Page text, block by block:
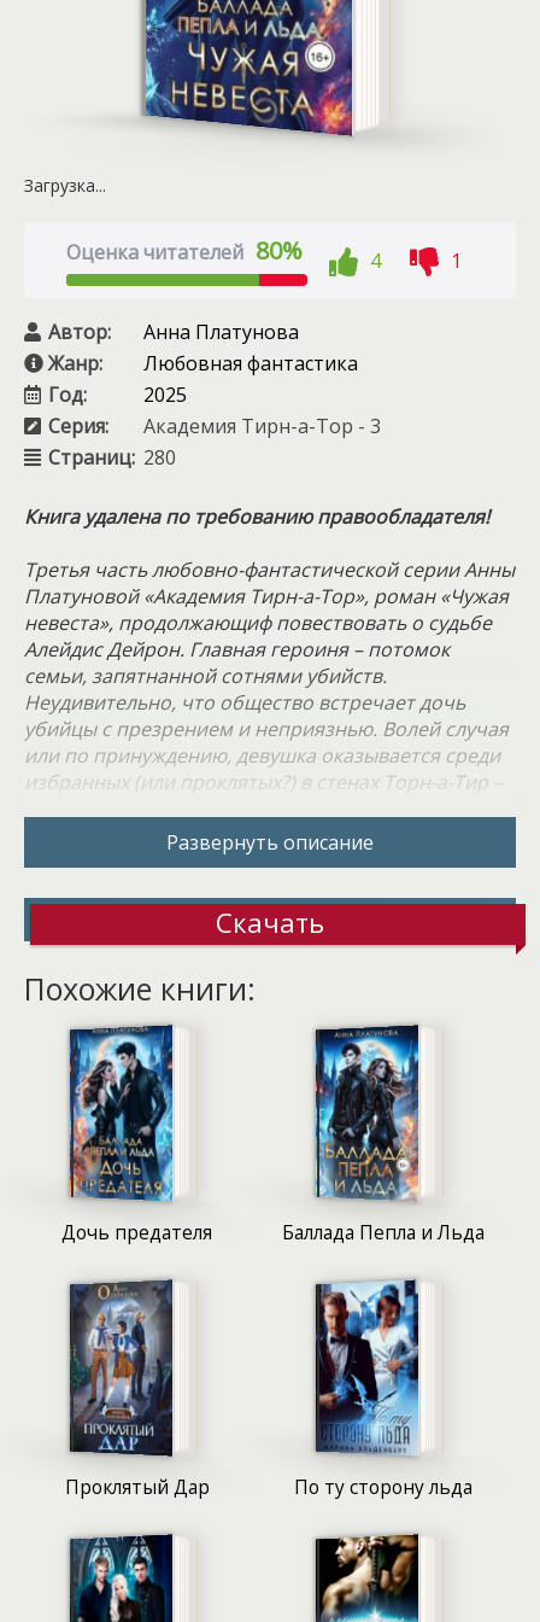
Загрузка...
Оценка читателей 80% 4 1
Автор:
Анна Платунова
Жанр:
Любовная фантастика
Год:
2025
Серия:
Академия Тирн-а-Тор - 3
Страниц: 280
Книга удалена по требованию правообладателя!
Третья часть любовно-фантастической серии Анны
Платуновой «Академия Тирн-а-Тор», роман «Чужая
невеста», продолжающиф повествовать о судьбе
Алейдис Дейрон. Главная героиня – потомок
семьи, запятнанной сотнями убийств.
Неудивительно, что общество встречает дочь
убийцы с презрением и неприязнью. Волей случая
или по принуждению, девушка оказывается среди
избранных (или проклятых?) в стенах Торн-а-Тир –
лишь единицы.
выпуска доживут не все. Академия не прощает
слабости и ошибок, игнорируя мольбы о пощаде.
лишая их нежности и уязвимости, заменяя их
непробиваемой защитой. Обучение в Торн-а-Тир
станет серьезным испытанием для каждого
новичка. Для одних этот путь окажется терпимым,
для других – невыносимым, но выбора нет.
Проявление магического дара требует постоянной
работы над собой, невероятных усилий,
страданий, слез, а порой и крови. В этом году ряды
учеников пополнили сто сорок два новобранца,
юноши и девушки. Всем им предстоит найти в себе
Страх людей перед Торн-а-Тир скрывал истинное
происходящее за ее стенами. Рассказывали жуткие
истории, но отделить правду от вымысла было
почти невозможно. Алейдис Дейрон знала, что ее
ждет, благодаря наставлениям отца, в прошлом
успешного выпускника Академии. Наследственный
дар встречался редко, и героине «повезло» стать
исключением. Но это везение весьма
сомнительно. Отец изнурял Алейдис
тренировками, подобными подготовке
новобранцев, не просто так. Девушка отличалась
хрупким телосложением и слабостью. Бездарный
Развернуть описание
Скачать
Похожие книги:
Дочь предателя Баллада Пепла и Льда
Проклятый Дар По ту сторону льда